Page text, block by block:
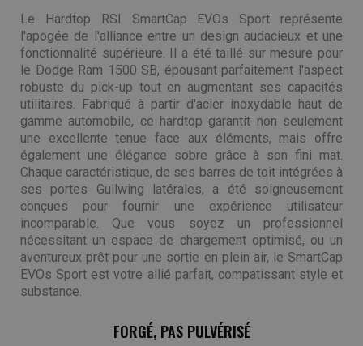
Le Hardtop RSI SmartCap EVOs Sport représente
l'apogée de l'alliance entre un design audacieux et une
fonctionnalité supérieure. Il a été taillé sur mesure pour
le Dodge Ram 1500 SB, épousant parfaitement l'aspect
robuste du pick-up tout en augmentant ses capacités
utilitaires. Fabriqué à partir d'acier inoxydable haut de
gamme automobile, ce hardtop garantit non seulement
une excellente tenue face aux éléments, mais offre
également une élégance sobre grâce à son fini mat.
Chaque caractéristique, de ses barres de toit intégrées à
ses portes Gullwing latérales, a été soigneusement
conçues pour fournir une expérience utilisateur
incomparable. Que vous soyez un professionnel
nécessitant un espace de chargement optimisé, ou un
aventureux prêt pour une sortie en plein air, le SmartCap
EVOs Sport est votre allié parfait, compatissant style et
substance.
FORGÉ, PAS PULVÉRISÉ